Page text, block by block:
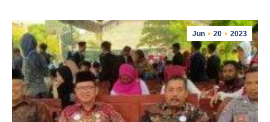
Jun 20 2023